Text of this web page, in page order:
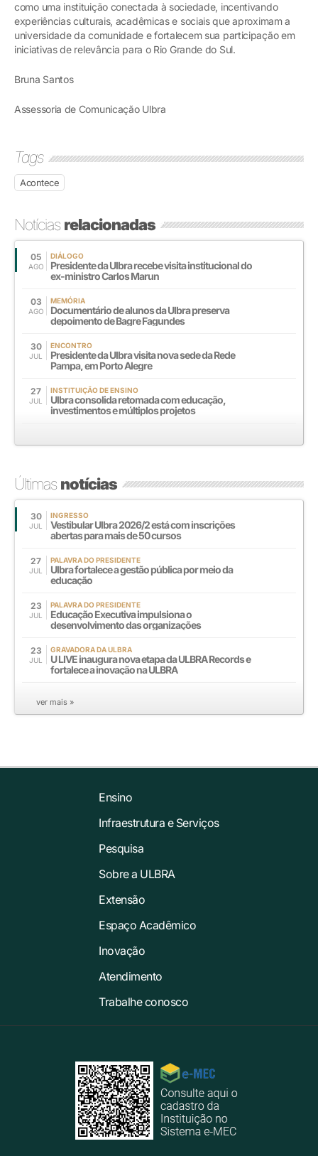
como uma instituição conectada à sociedade, incentivando
experiências culturais, acadêmicas e sociais que aproximam a
universidade da comunidade e fortalecem sua participação em
iniciativas de relevância para o Rio Grande do Sul.
Bruna Santos
Assessoria de Comunicação Ulbra
Tags
Acontece
Notíciasrelacionadas
05
AGO
DIÁLOGO
Presidente da Ulbra recebe visita institucional do
ex-ministro Carlos Marun
03
AGO
MEMÓRIA
Documentário de alunos da Ulbra preserva
depoimento de Bagre Fagundes
30
JUL
ENCONTRO
Presidente da Ulbra visita nova sede da Rede
Pampa, em Porto Alegre
27
JUL
INSTITUIÇÃO DE ENSINO
Ulbra consolida retomada com educação,
investimentos e múltiplos projetos
Últimasnotícias
30
JUL
INGRESSO
Vestibular Ulbra 2026/2 está com inscrições
abertas para mais de 50 cursos
27
JUL
PALAVRA DO PRESIDENTE
Ulbra fortalece a gestão pública por meio da
educação
23
JUL
PALAVRA DO PRESIDENTE
Educação Executiva impulsiona o
desenvolvimento das organizações
23
JUL
GRAVADORA DA ULBRA
U LIVE inaugura nova etapa da ULBRA Records e
fortalece a inovação na ULBRA
ver mais »
Ensino
Infraestrutura e Serviços
Pesquisa
Sobre a ULBRA
Extensão
Espaço Acadêmico
Inovação
Atendimento
Trabalhe conosco